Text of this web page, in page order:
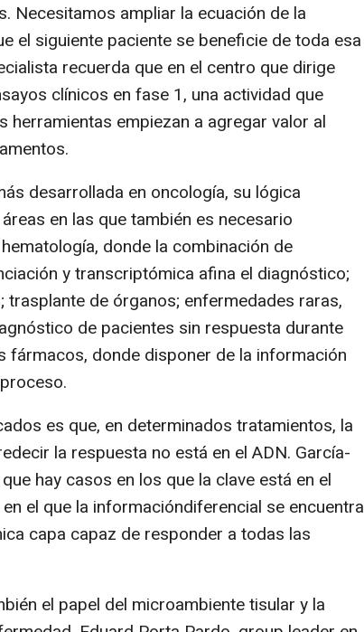
Necesitamos ampliar la ecuación de la
el siguiente paciente se beneficie de toda esa
recuerda que en el centro que dirige
clínicos en fase 1, una actividad que
herramientas empiezan a agregar valor al
desarrollada en oncología, su lógica
en las que también es necesario
donde la combinación de
y transcriptómica afina el diagnóstico;
trasplante de órganos; enfermedades raras,
de pacientes sin respuesta durante
fármacos, donde disponer de la información
es que, en determinados tratamientos, la
la respuesta no está en el ADN. García-
hay casos en los que la clave está en el
el que la informacióndiferencial se encuentra
capa capaz de responder a todas las
el papel del microambiente tisular y la